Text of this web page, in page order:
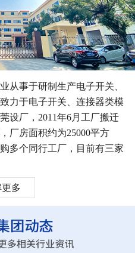
从事于研制生产电子开关、
力于电子开关、连接器类模
设厂，2011年6月工厂搬迁
厂房面积约为25000平方
多个同行工厂，目前有三家
多